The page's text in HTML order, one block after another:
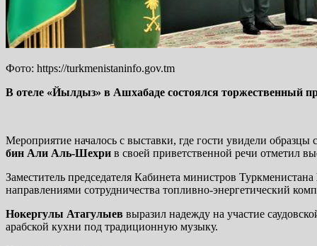
Фото: https://turkmenistaninfo.gov.tm
В отеле «Йылдыз» в Ашхабаде состоялся торжественный
Мероприятие началось с выставки, где гости увидели
бин Али Аль-Шехри в своей приветственной речи отметил
Заместитель председателя Кабинета министров Туркменистана
направлениями сотрудничества топливно-энергетический
Нокергулы Атагулыев выразил надежду на участие
арабской кухни под традиционную музыку.